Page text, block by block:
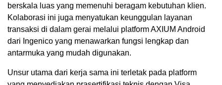
berskala luas yang memenuhi beragam kebutuhan klien.
Kolaborasi ini juga menyatukan keunggulan layanan
transaksi di dalam gerai melalui platform AXIUM Android
dari Ingenico yang menawarkan fungsi lengkap dan
antarmuka yang mudah digunakan.
Unsur utama dari kerja sama ini terletak pada platform